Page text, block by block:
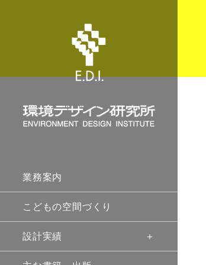
業務案内
こどもの空間づくり
設計実績